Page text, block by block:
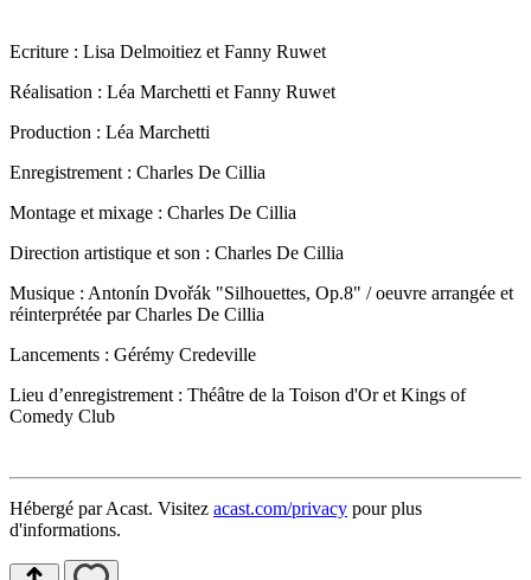
Ecriture : Lisa Delmoitiez et Fanny Ruwet
Réalisation : Léa Marchetti et Fanny Ruwet
Production : Léa Marchetti
Enregistrement : Charles De Cillia
Montage et mixage : Charles De Cillia
Direction artistique et son : Charles De Cillia
Musique : Antonín Dvořák "Silhouettes, Op.8" / oeuvre arrangée et
réinterprétée par Charles De Cillia
Lancements : Gérémy Credeville
Lieu d’enregistrement : Théâtre de la Toison d'Or et Kings of
Comedy Club
Hébergé par Acast. Visitez acast.com/privacy pour plus
d'informations.